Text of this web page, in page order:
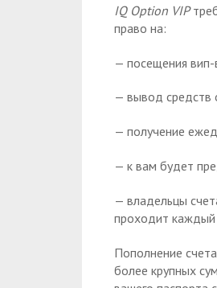
IQ Option VIP
право на:
— посещения вип-
— вывод средств
— получение
— к вам будет
— владельцы
проходит каждый
Пополнение
более крупных